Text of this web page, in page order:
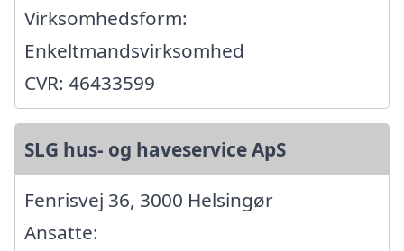
Virksomhedsform:
Enkeltmandsvirksomhed
CVR: 46433599
SLG hus- og haveservice ApS
Fenrisvej 36, 3000 Helsingør
Ansatte: